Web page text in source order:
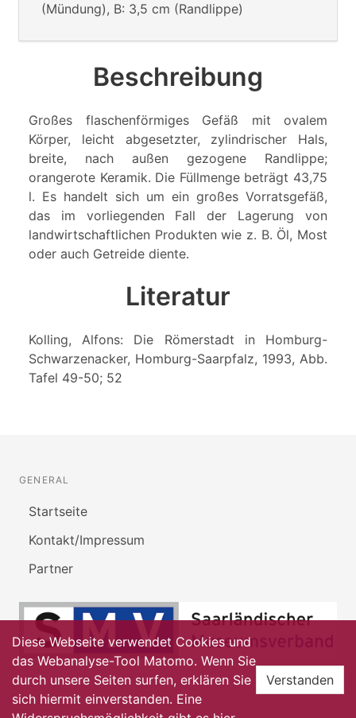
(Mündung), B: 3,5 cm (Randlippe)
Beschreibung
Großes flaschenförmiges Gefäß mit ovalem
Körper, leicht abgesetzter, zylindrischer Hals,
breite, nach außen gezogene Randlippe;
orangerote Keramik. Die Füllmenge beträgt 43,75
l. Es handelt sich um ein großes Vorratsgefäß,
das im vorliegenden Fall der Lagerung von
landwirtschaftlichen Produkten wie z. B. Öl, Most
oder auch Getreide diente.
Literatur
Kolling, Alfons: Die Römerstadt in Homburg-
Schwarzenacker, Homburg-Saarpfalz, 1993, Abb.
Tafel 49-50; 52
GENERAL
Startseite
Kontakt/Impressum
Partner
Diese Webseite verwendet Cookies und
das Webanalyse-Tool Matomo. Wenn Sie
durch unsere Seiten surfen, erklären Sie
sich hiermit einverstanden. Eine
Verstanden